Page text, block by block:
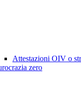
Attestazioni OIV o
zero